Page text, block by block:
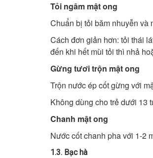
Tỏi ngâm mật ong
Chuẩn bị tỏi băm nhuyễn và
Cách đơn giản hơn: tỏi thái
đến khi hết mùi tỏi thì nhả
Gừng tươi trộn mật ong
Trộn nước ép cốt gừng với
Không dùng cho trẻ dưới 13
Chanh mật ong
Nước cốt chanh pha với 1-2
1.3. Bạc hà